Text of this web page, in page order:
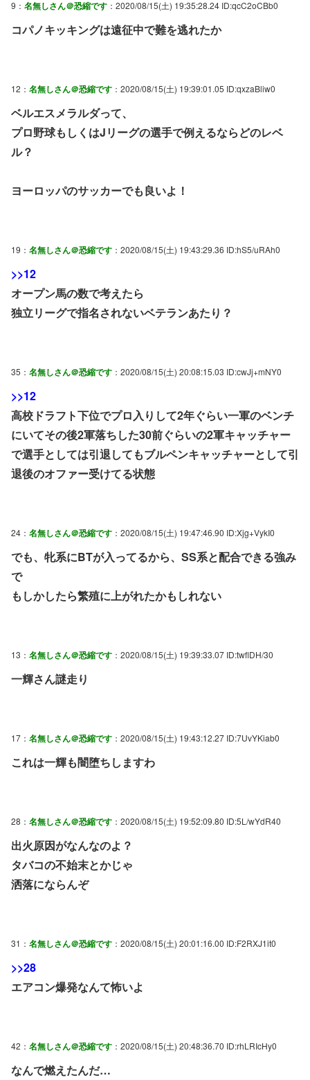
9： 名無しさん＠恐縮です ：2020/08/15(土) 19:35:28.24 ID:qcC2oCBb0
コパノキッキングは遠征中で難を逃れたか
12： 名無しさん＠恐縮です ：2020/08/15(土) 19:39:01.05 ID:qxzaBliw0
ベルエスメラルダって、
プロ野球もしくはJリーグの選手で例えるならどのレベ
ル？
ヨーロッパのサッカーでも良いよ！
19： 名無しさん＠恐縮です ：2020/08/15(土) 19:43:29.36 ID:hS5/uRAh0
>>12
オープン馬の数で考えたら
独立リーグで指名されないベテランあたり？
35： 名無しさん＠恐縮です ：2020/08/15(土) 20:08:15.03 ID:cwJj+mNY0
>>12
高校ドラフト下位でプロ入りして2年ぐらい一軍のベンチ
にいてその後2軍落ちした30前ぐらいの2軍キャッチャー
で選手としては引退してもブルペンキャッチャーとして引
退後のオファー受けてる状態
24： 名無しさん＠恐縮です ：2020/08/15(土) 19:47:46.90 ID:Xjg+VykI0
でも、牝系にBTが入ってるから、SS系と配合できる強み
で
もしかしたら繁殖に上がれたかもしれない
13： 名無しさん＠恐縮です ：2020/08/15(土) 19:39:33.07 ID:twflDH/30
一輝さん謎走り
17： 名無しさん＠恐縮です ：2020/08/15(土) 19:43:12.27 ID:7UvYKiab0
これは一輝も闇堕ちしますわ
28： 名無しさん＠恐縮です ：2020/08/15(土) 19:52:09.80 ID:5L/wYdR40
出火原因がなんなのよ？
タバコの不始末とかじゃ
洒落にならんぞ
31： 名無しさん＠恐縮です ：2020/08/15(土) 20:01:16.00 ID:F2RXJ1it0
>>28
エアコン爆発なんて怖いよ
42： 名無しさん＠恐縮です ：2020/08/15(土) 20:48:36.70 ID:rhLRIcHy0
なんで燃えたんだ…